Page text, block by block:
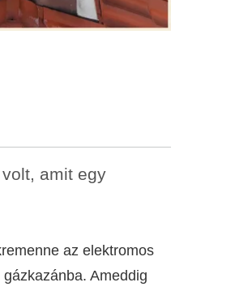
amit egy
az elektromos
Ameddig